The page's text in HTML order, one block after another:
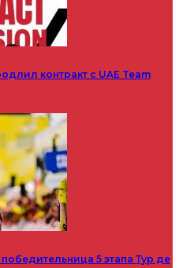
контракт с UAE Team
5 этапа Тур де